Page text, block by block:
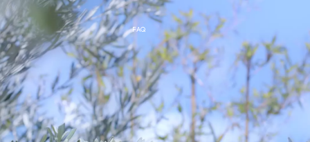
FAQ